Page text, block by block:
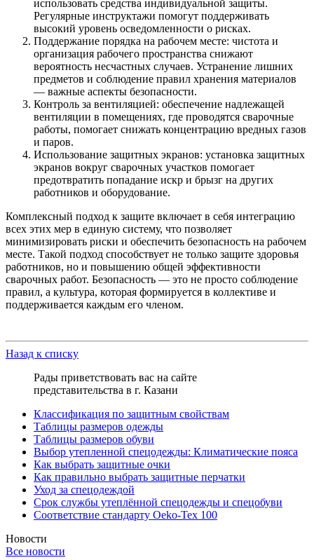
использовать средства индивидуальной защиты.
Регулярные инструктажи помогут поддерживать
высокий уровень осведомленности о рисках.
Поддержание порядка на рабочем месте: чистота и
организация рабочего пространства снижают
вероятность несчастных случаев. Устранение лишних
предметов и соблюдение правил хранения материалов
— важные аспекты безопасности.
Контроль за вентиляцией: обеспечение надлежащей
вентиляции в помещениях, где проводятся сварочные
работы, помогает снижать концентрацию вредных газов
и паров.
Использование защитных экранов: установка защитных
экранов вокруг сварочных участков помогает
предотвратить попадание искр и брызг на других
работников и оборудование.
Комплексный подход к защите включает в себя интеграцию
всех этих мер в единую систему, что позволяет
минимизировать риски и обеспечить безопасность на рабочем
месте. Такой подход способствует не только защите здоровья
работников, но и повышению общей эффективности
сварочных работ. Безопасность — это не просто соблюдение
правил, а культура, которая формируется в коллективе и
поддерживается каждым его членом.
Назад к списку
Рады приветствовать вас на сайте
представительства в г. Казани
Классификация по защитным свойствам
Таблицы размеров одежды
Таблицы размеров обуви
Выбор утепленной спецодежды: Климатические пояса
Как выбрать защитные очки
Как правильно выбрать защитные перчатки
Уход за спецодеждой
Срок службы утеплённой спецодежды и спецобуви
Соответствие стандарту Oeko-Tex 100
Новости
Все новости